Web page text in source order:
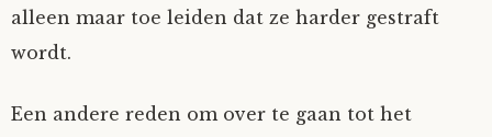
alleen maar toe leiden dat ze harder gestraft
wordt.
Een andere reden om over te gaan tot het